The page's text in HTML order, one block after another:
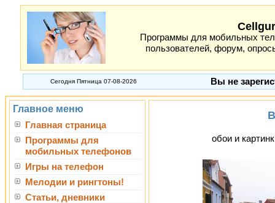
Программы для мобильных
пользователей, форум,
Сегодня Пятница 07-08-2026 Вы не
Главное меню
Главная страница
Программы для
мобильных телефонов
Игры на телефон
Мелодии и рингтоны!
Статьи, дневники
обои и